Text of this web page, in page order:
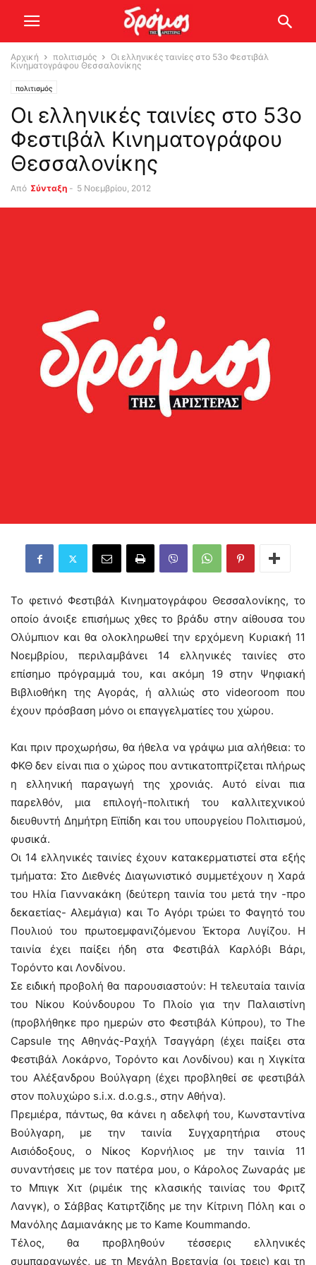
Αρχική πολιτισμός
Οι ελληνικές ταινίες στο 53ο Φεστιβάλ
Κινηματογράφου Θεσσαλονίκης
πολιτισμός
Οι ελληνικές ταινίες στο 53ο
Φεστιβάλ Κινηματογράφου
Θεσσαλονίκης
Από Σύνταξη - 5 Νοεμβρίου, 2012
Το φετινό Φεστιβάλ Κινηματογράφου Θεσσαλονίκης, το
οποίο άνοιξε επισήμως χθες το βράδυ στην αίθουσα του
Ολύμπιον και θα ολοκληρωθεί την ερχόμενη Κυριακή 11
Νοεμβρίου, περιλαμβάνει 14 ελληνικές ταινίες στο
επίσημο πρόγραμμά του, και ακόμη 19 στην Ψηφιακή
Βιβλιοθήκη της Αγοράς, ή αλλιώς στο videoroom που
έχουν πρόσβαση μόνο οι επαγγελματίες του χώρου.
Και πριν προχωρήσω, θα ήθελα να γράψω μια αλήθεια: το
ΦΚΘ δεν είναι πια ο χώρος που αντικατοπτρίζεται πλήρως
η ελληνική παραγωγή της χρονιάς. Αυτό είναι πια
παρελθόν, μια επιλογή-πολιτική του καλλιτεχνικού
διευθυντή Δημήτρη Εϊπίδη και του υπουργείου Πολιτισμού,
φυσικά.
Οι 14 ελληνικές ταινίες έχουν κατακερματιστεί στα εξής
τμήματα: Στο Διεθνές Διαγωνιστικό συμμετέχουν η Χαρά
του Ηλία Γιαννακάκη (δεύτερη ταινία του μετά την -προ
δεκαετίας- Αλεμάγια) και Το Αγόρι τρώει το Φαγητό του
Πουλιού του πρωτοεμφανιζόμενου Έκτορα Λυγίζου. Η
ταινία έχει παίξει ήδη στα Φεστιβάλ Καρλόβι Βάρι,
Τορόντο και Λονδίνου.
Σε ειδική προβολή θα παρουσιαστούν: Η τελευταία ταινία
του Νίκου Κούνδουρου Το Πλοίο για την Παλαιστίνη
(προβλήθηκε προ ημερών στο Φεστιβάλ Κύπρου), το The
Capsule της Αθηνάς-Ραχήλ Τσαγγάρη (έχει παίξει στα
Φεστιβάλ Λοκάρνο, Τορόντο και Λονδίνου) και η Χιγκίτα
του Αλέξανδρου Βούλγαρη (έχει προβληθεί σε φεστιβάλ
στον πολυχώρο s.i.x. d.o.g.s., στην Αθήνα).
Πρεμιέρα, πάντως, θα κάνει η αδελφή του, Κωνσταντίνα
Βούλγαρη, με την ταινία Συγχαρητήρια στους
Αισιόδοξους, ο Νίκος Κορνήλιος με την ταινία 11
συναντήσεις με τον πατέρα μου, ο Κάρολος Ζωναράς με
το Μπιγκ Χιτ (ριμέικ της κλασικής ταινίας του Φριτζ
Λανγκ), ο Σάββας Κατιρτζίδης με την Κίτρινη Πόλη και ο
Μανόλης Δαμιανάκης με το Kame Koummando.
Τέλος, θα προβληθούν τέσσερις ελληνικές
συμπαραγωγές, με τη Μεγάλη Βρετανία (οι τρεις) και τη